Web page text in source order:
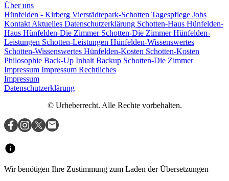
Über uns
Hünfelden - Kirberg Vierstädtepark-Schotten Tagespflege Jobs
Kontakt Aktuelles Datenschutzerklärung Schotten-Haus Hünfelden-
Haus Hünfelden-Die Zimmer Schotten-Die ZimmerHünfelden-
Leistungen Schotten-Leistungen Hünfelden-Wissenswertes
Schotten-Wissenswertes Hünfelden-Kosten Schotten-Kosten
Philosophie Back-Up Inhalt Backup Schotten-Die Zimmer
Impressum Impressum Rechtliches
Impressum
Datenschutzerklärung
© Urheberrecht. Alle Rechte vorbehalten.
Wir benötigen Ihre Zustimmung zum Laden der Übersetzungen